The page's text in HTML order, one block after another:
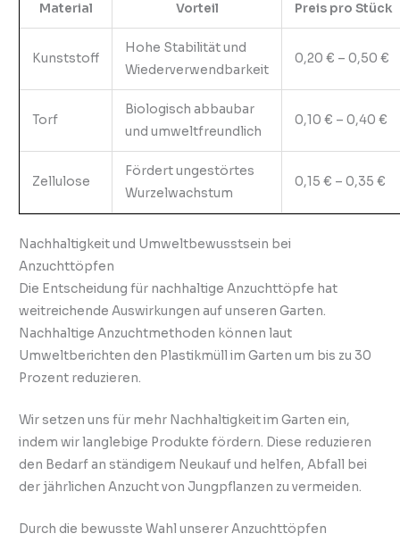
Material Vorteil Preis pro Stück
Kunststoff
Hohe Stabilität und
Wiederverwendbarkeit
0,20 € – 0,50 €
Torf
Biologisch abbaubar
und umweltfreundlich
0,10 € – 0,40 €
Zellulose
Fördert ungestörtes
Wurzelwachstum
0,15 € – 0,35 €
Nachhaltigkeit und Umweltbewusstsein bei
Anzuchttöpfen
Die Entscheidung für nachhaltige Anzuchttöpfe hat
weitreichende Auswirkungen auf unseren Garten.
Nachhaltige Anzuchtmethoden können laut
Umweltberichten den Plastikmüll im Garten um bis zu 30
Prozent reduzieren.
Wir setzen uns für mehr Nachhaltigkeit im Garten ein,
indem wir langlebige Produkte fördern. Diese reduzieren
den Bedarf an ständigem Neukauf und helfen, Abfall bei
der jährlichen Anzucht von Jungpflanzen zu vermeiden.
Durch die bewusste Wahl unserer Anzuchttöpfen